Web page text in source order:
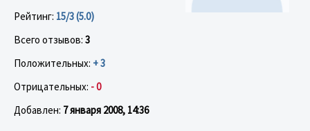
Рейтинг: 15/3 (5.0)
Всего отзывов: 3
Положительных: + 3
Отрицательных: - 0
Добавлен: 7 января 2008, 14:36